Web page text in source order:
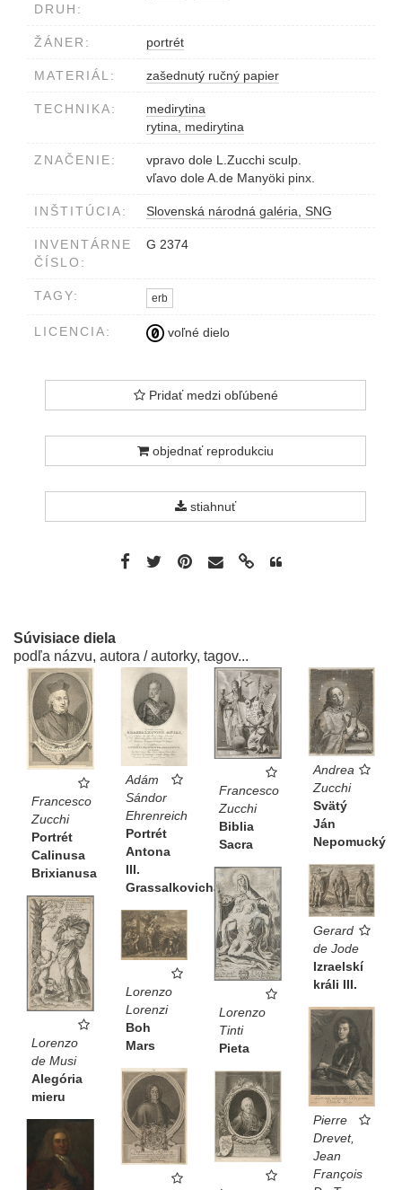
DRUH:
ŽÁNER: portrét
MATERIÁL: zašednutý ručný papier
TECHNIKA:
medirytina
rytina, medirytina
ZNAČENIE:
vpravo dole L.Zucchi sculp.
vľavo dole A.de Manyöki pinx.
INŠTITÚCIA: Slovenská národná galéria, SNG
INVENTÁRNE
ČÍSLO:
G 2374
TAGY: erb
LICENCIA: voľné dielo
Pridať medzi obľúbené
objednať reprodukciu
stiahnuť
Súvisiace diela
podľa názvu, autora / autorky, tagov...
Francesco
Zucchi
Portrét
Calinusa
Brixianusa
Adám
Sándor
Ehrenreich
Portrét
Antona
III.
Grassalkovicha
Francesco
Zucchi
Biblia
Sacra
Andrea
Zucchi
Svätý
Ján
Nepomucký
Gerard
de Jode
Izraelskí
králi III.
Lorenzo
Tinti
Pieta
Lorenzo
de Musi
Alegória
mieru
Lorenzo
Lorenzi
Boh
Mars
Pierre
Drevet,
Jean
François